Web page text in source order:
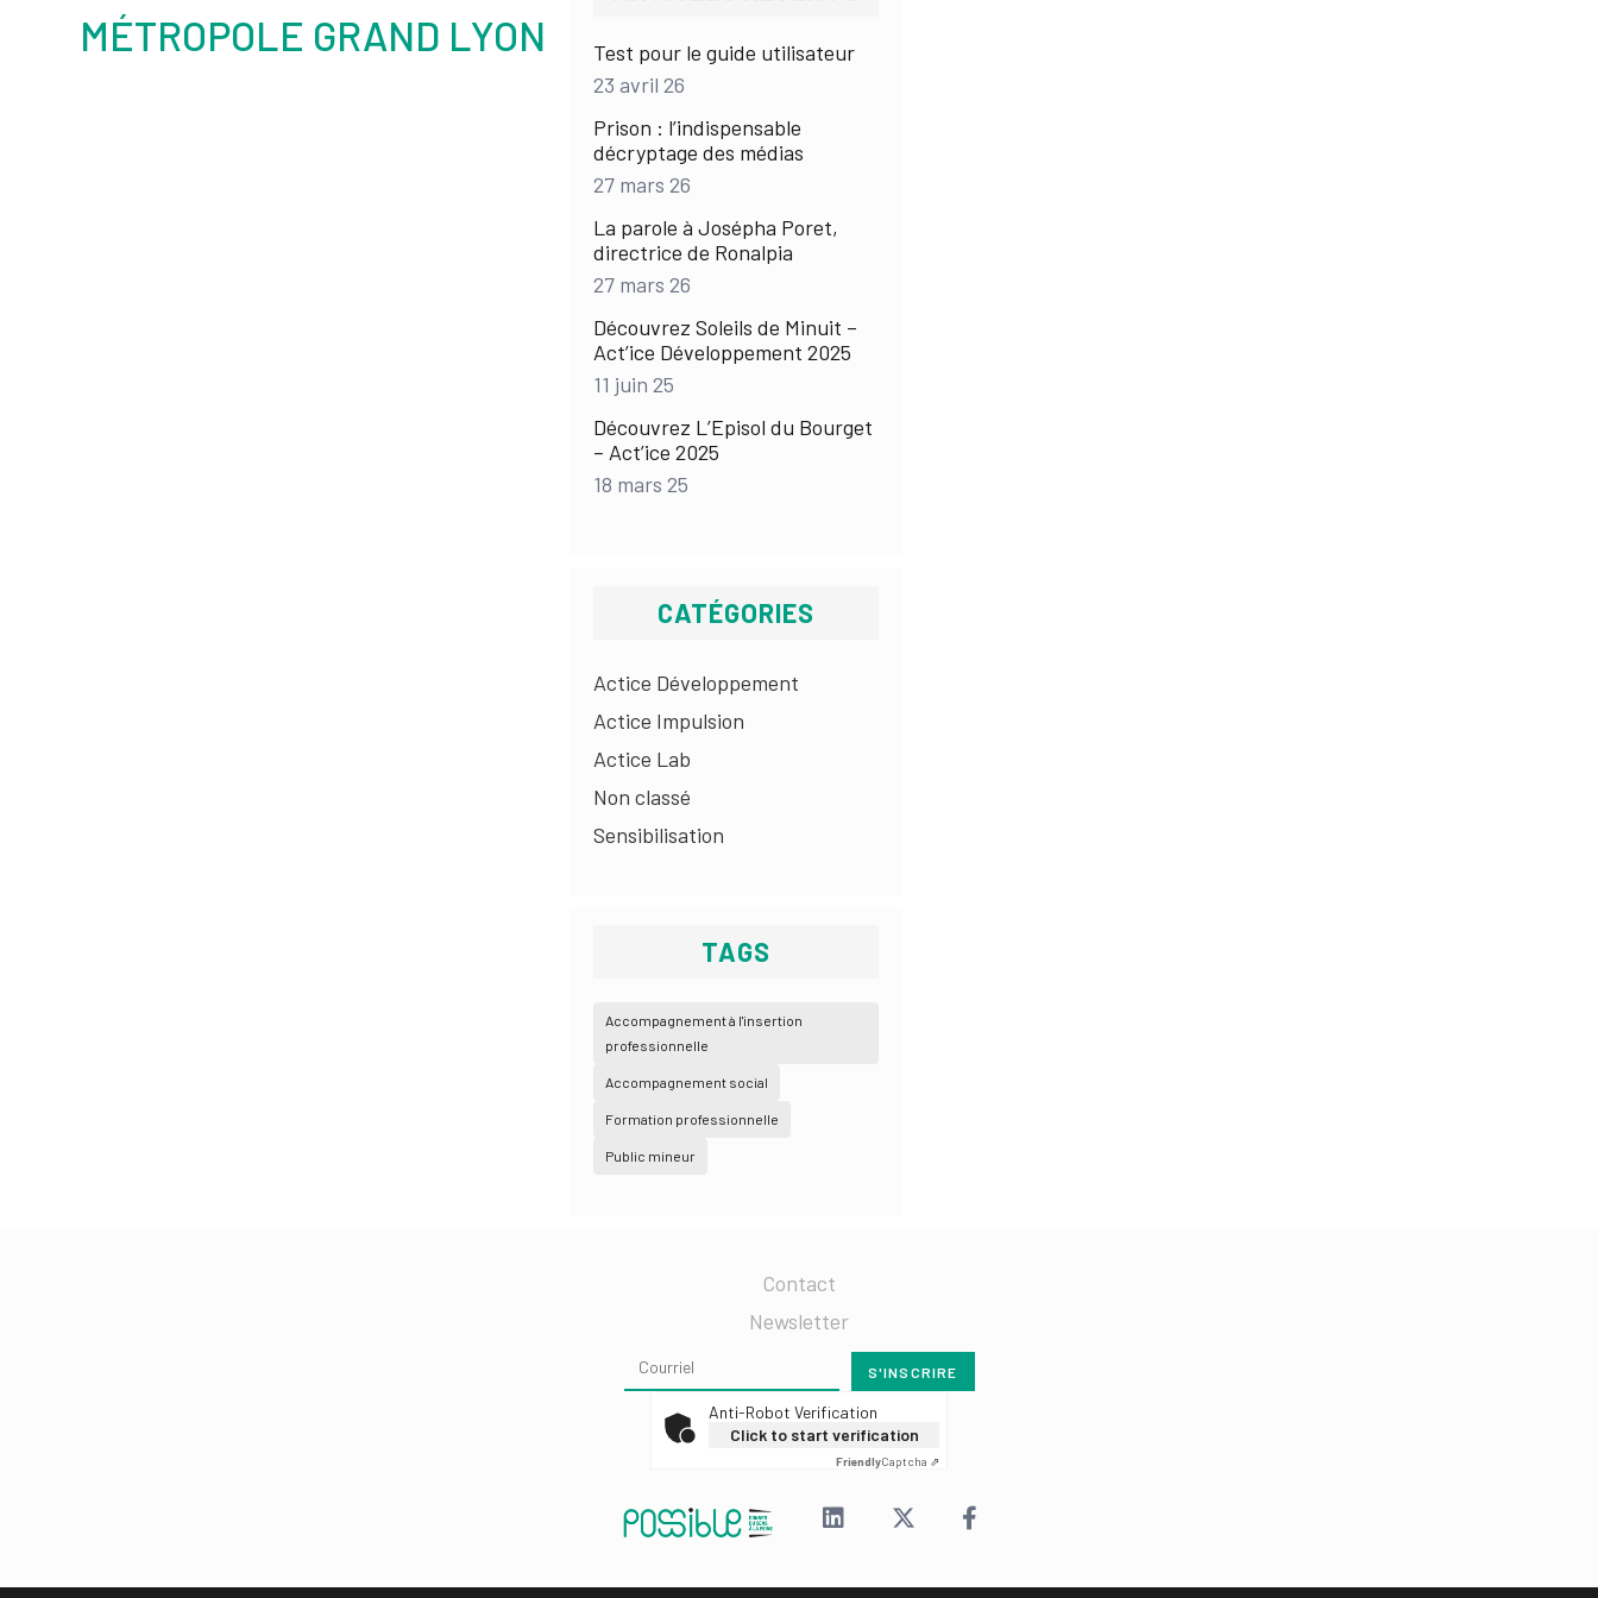
MÉTROPOLE GRAND LYON
Test pour le guide utilisateur
23 avril 26
Prison : l’indispensable
décryptage des médias
27 mars 26
La parole à Josépha Poret,
directrice de Ronalpia
27 mars 26
Découvrez Soleils de Minuit –
Act’ice Développement 2025
11 juin 25
Découvrez L’Episol du Bourget
– Act’ice 2025
18 mars 25
CATÉGORIES
Actice Développement
Actice Impulsion
Actice Lab
Non classé
Sensibilisation
TAGS
Accompagnement à l'insertion
professionnelle
Accompagnement social
Formation professionnelle
Public mineur
Contact
Newsletter
Anti-Robot Verification
Click to start verification
FriendlyCaptcha ⇗